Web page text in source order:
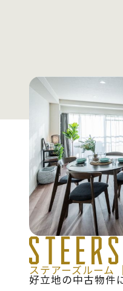
ステアーズルーム
好立地の中古物件